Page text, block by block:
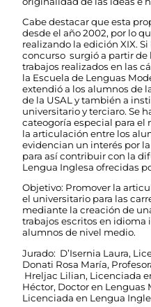
Cabe destacar que esta
desde el año 2002, por lo
realizando la edición XIX.
concurso surgió a partir de
trabajos realizados en las
la Escuela de Lenguas
extendió a los alumnos de
de la USAL y también a
universitario y terciaro. Se
cateogoría especial para el
la articulación entre los
evidencian un interés por
para así contribuir con la
Lengua Inglesa ofrecidas
Objetivo: Promover la
el universitario para las
mediante la creación de
trabajos escritos en idioma
alumnos de nivel medio.
Jurado: D’Isernia Laura,
Donati Rosa María,
Hreljac Lilian, Licenciada
Héctor, Doctor en Lenguas
Licenciada en Lengua